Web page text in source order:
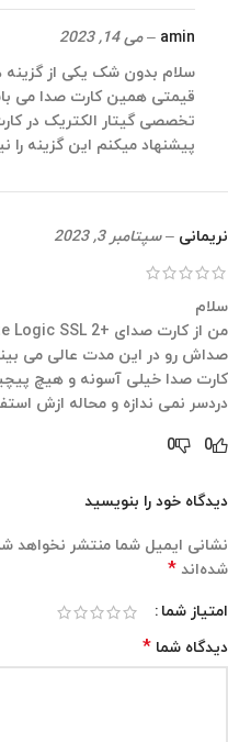
amin
– می 14, 2023
سلام بدون شک یکی از گزینه
قیمتی همین کارت صدا می
تخصصی گیتار الکتریک در
پیشنهاد میکنم این گزینه را
نریمانی – سپتامبر 3, 2023
سلام
صداش رو در این مدت عالی می
کارت صدا خیلی آسونه و هیچ
دردسر نمی ندازه و محاله ازش
0
0
دیدگاه خود را بنویسید
نشانی ایمیل شما منتشر نخواهد
شده‌اند *
امتیاز شما
دیدگاه شما *